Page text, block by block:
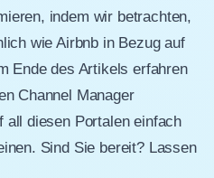
indem wir betrachten,
wie Airbnb in Bezug auf
Ende des Artikels erfahren
Channel Manager
all diesen Portalen einfach
Sind Sie bereit? Lassen